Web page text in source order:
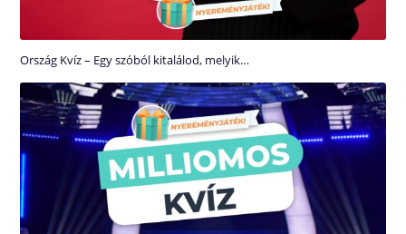
Ország Kvíz – Egy szóból kitalálod, melyik…